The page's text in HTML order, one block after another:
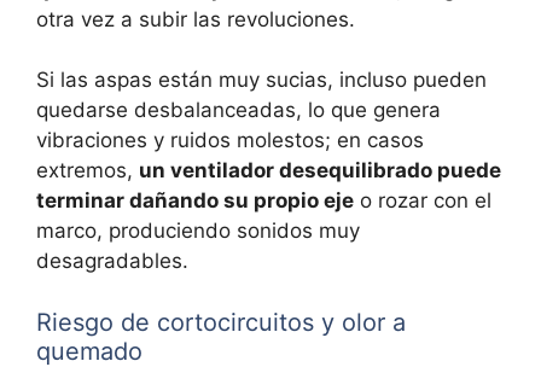
otra vez a subir las revoluciones.
Si las aspas están muy sucias, incluso pueden
quedarse desbalanceadas, lo que genera
vibraciones y ruidos molestos; en casos
extremos, un ventilador desequilibrado puede
terminar dañando su propio eje o rozar con el
marco, produciendo sonidos muy
desagradables.
Riesgo de cortocircuitos y olor a
quemado